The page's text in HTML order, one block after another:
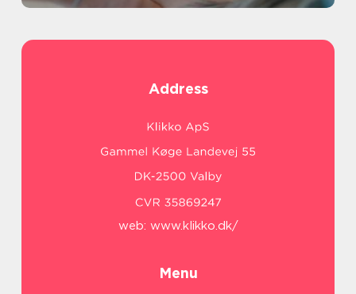
Address
web: www.klikko.dk/
Menu